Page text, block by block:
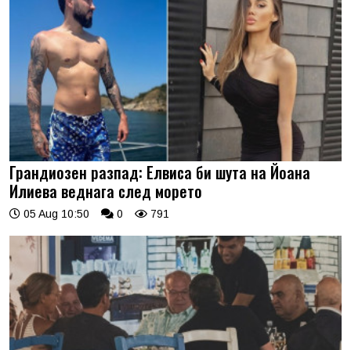
Грандиозен разпад: Елвиса би шута на Йоана
Илиева веднага след морето
05 Aug 10:50 0 791